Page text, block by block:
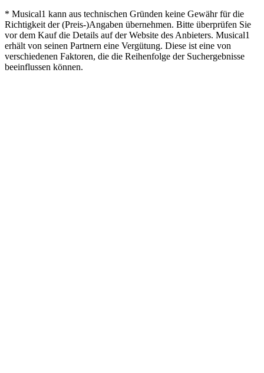
* Musical1 kann aus technischen Gründen keine Gewähr für die
Richtigkeit der (Preis-)Angaben übernehmen. Bitte überprüfen Sie
vor dem Kauf die Details auf der Website des Anbieters. Musical1
erhält von seinen Partnern eine Vergütung. Diese ist eine von
verschiedenen Faktoren, die die Reihenfolge der Suchergebnisse
beeinflussen können.